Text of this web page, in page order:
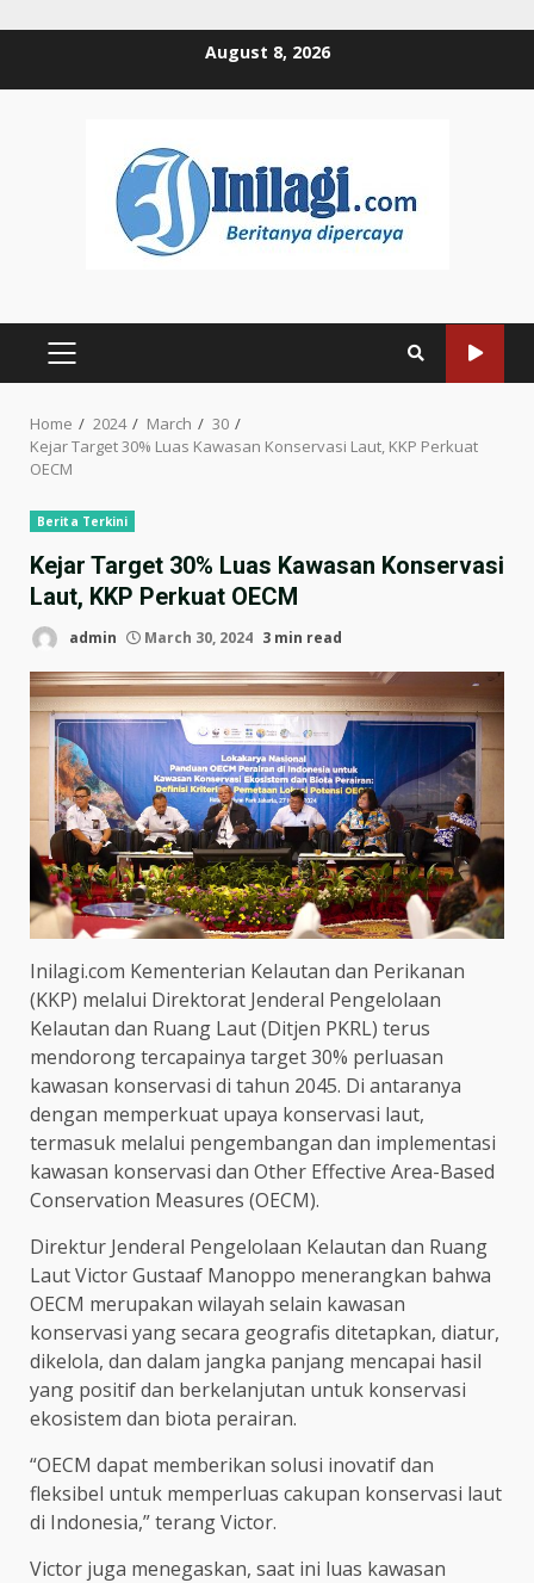
August 8, 2026
PRIMARY
Home 2024 March
30
Kejar Target 30% Luas Kawasan Konservasi Laut, KKP Perkuat
OECM
Berita Terkini
Kejar Target 30% Luas Kawasan Konservasi
Laut, KKP Perkuat OECM
admin March 30, 2024 3 min read
Inilagi.com Kementerian Kelautan dan Perikanan
(KKP) melalui Direktorat Jenderal Pengelolaan
Kelautan dan Ruang Laut (Ditjen PKRL) terus
mendorong tercapainya target 30% perluasan
kawasan konservasi di tahun 2045. Di antaranya
dengan memperkuat upaya konservasi laut,
termasuk melalui pengembangan dan implementasi
kawasan konservasi dan Other Effective Area-Based
Conservation Measures (OECM).
Direktur Jenderal Pengelolaan Kelautan dan Ruang
Laut Victor Gustaaf Manoppo menerangkan bahwa
OECM merupakan wilayah selain kawasan
konservasi yang secara geografis ditetapkan, diatur,
dikelola, dan dalam jangka panjang mencapai hasil
yang positif dan berkelanjutan untuk konservasi
ekosistem dan biota perairan.
“OECM dapat memberikan solusi inovatif dan
fleksibel untuk memperluas cakupan konservasi laut
di Indonesia,” terang Victor.
Victor juga menegaskan, saat ini luas kawasan